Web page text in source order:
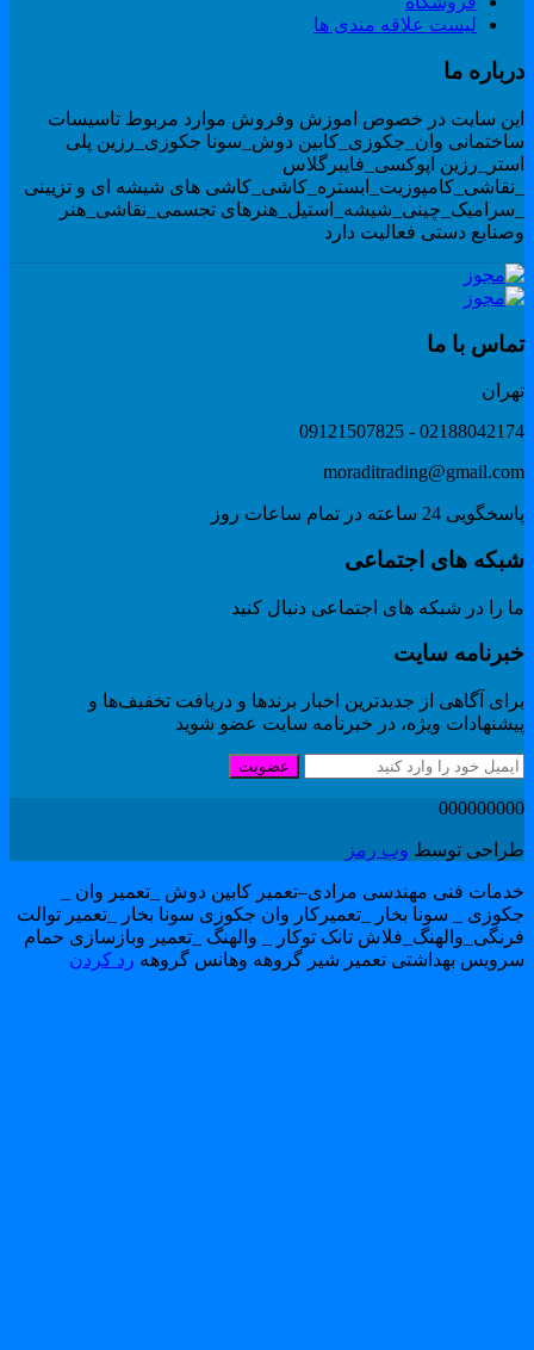
لیست علاقه مندی ها
ما
سایت در خصوص اموزش وفروش موارد مربوط تاسیسات
وان_جکوزی_کابین دوش_سونا جکوزی_رزین پلی
اپوکسی_فایبرگلاس
های شیشه ای و تزیینی
تجسمی_نقاشی_هنر
دستی فعالیت دارد
با ما
02188042174 -
24 ساعته در تمام ساعات روز
های اجتماعی
را در شبکه های اجتماعی دنبال کنید
سایت
آگاهی از جدیدترین اخبار برندها و دریافت تخفیف‌ها و
ویژه، در خبرنامه سایت عضو شوید
عضویت
توسطوب رمز
فنی مهندسی مرادی–تعمیر کابین دوش _تعمیر وان _
_ سونا بخار _تعمیرکار وان جکوزی سونا بخار _تعمیر توالت
تانک توکار _ والهنگ _تعمیر وبازسازی حمام
بهداشتی تعمیر شیر گروهه وهانس گروههرد کردن